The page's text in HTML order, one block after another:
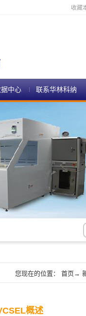
收藏
中心 联系华林科纳
您现在的位置： 首页→
概述